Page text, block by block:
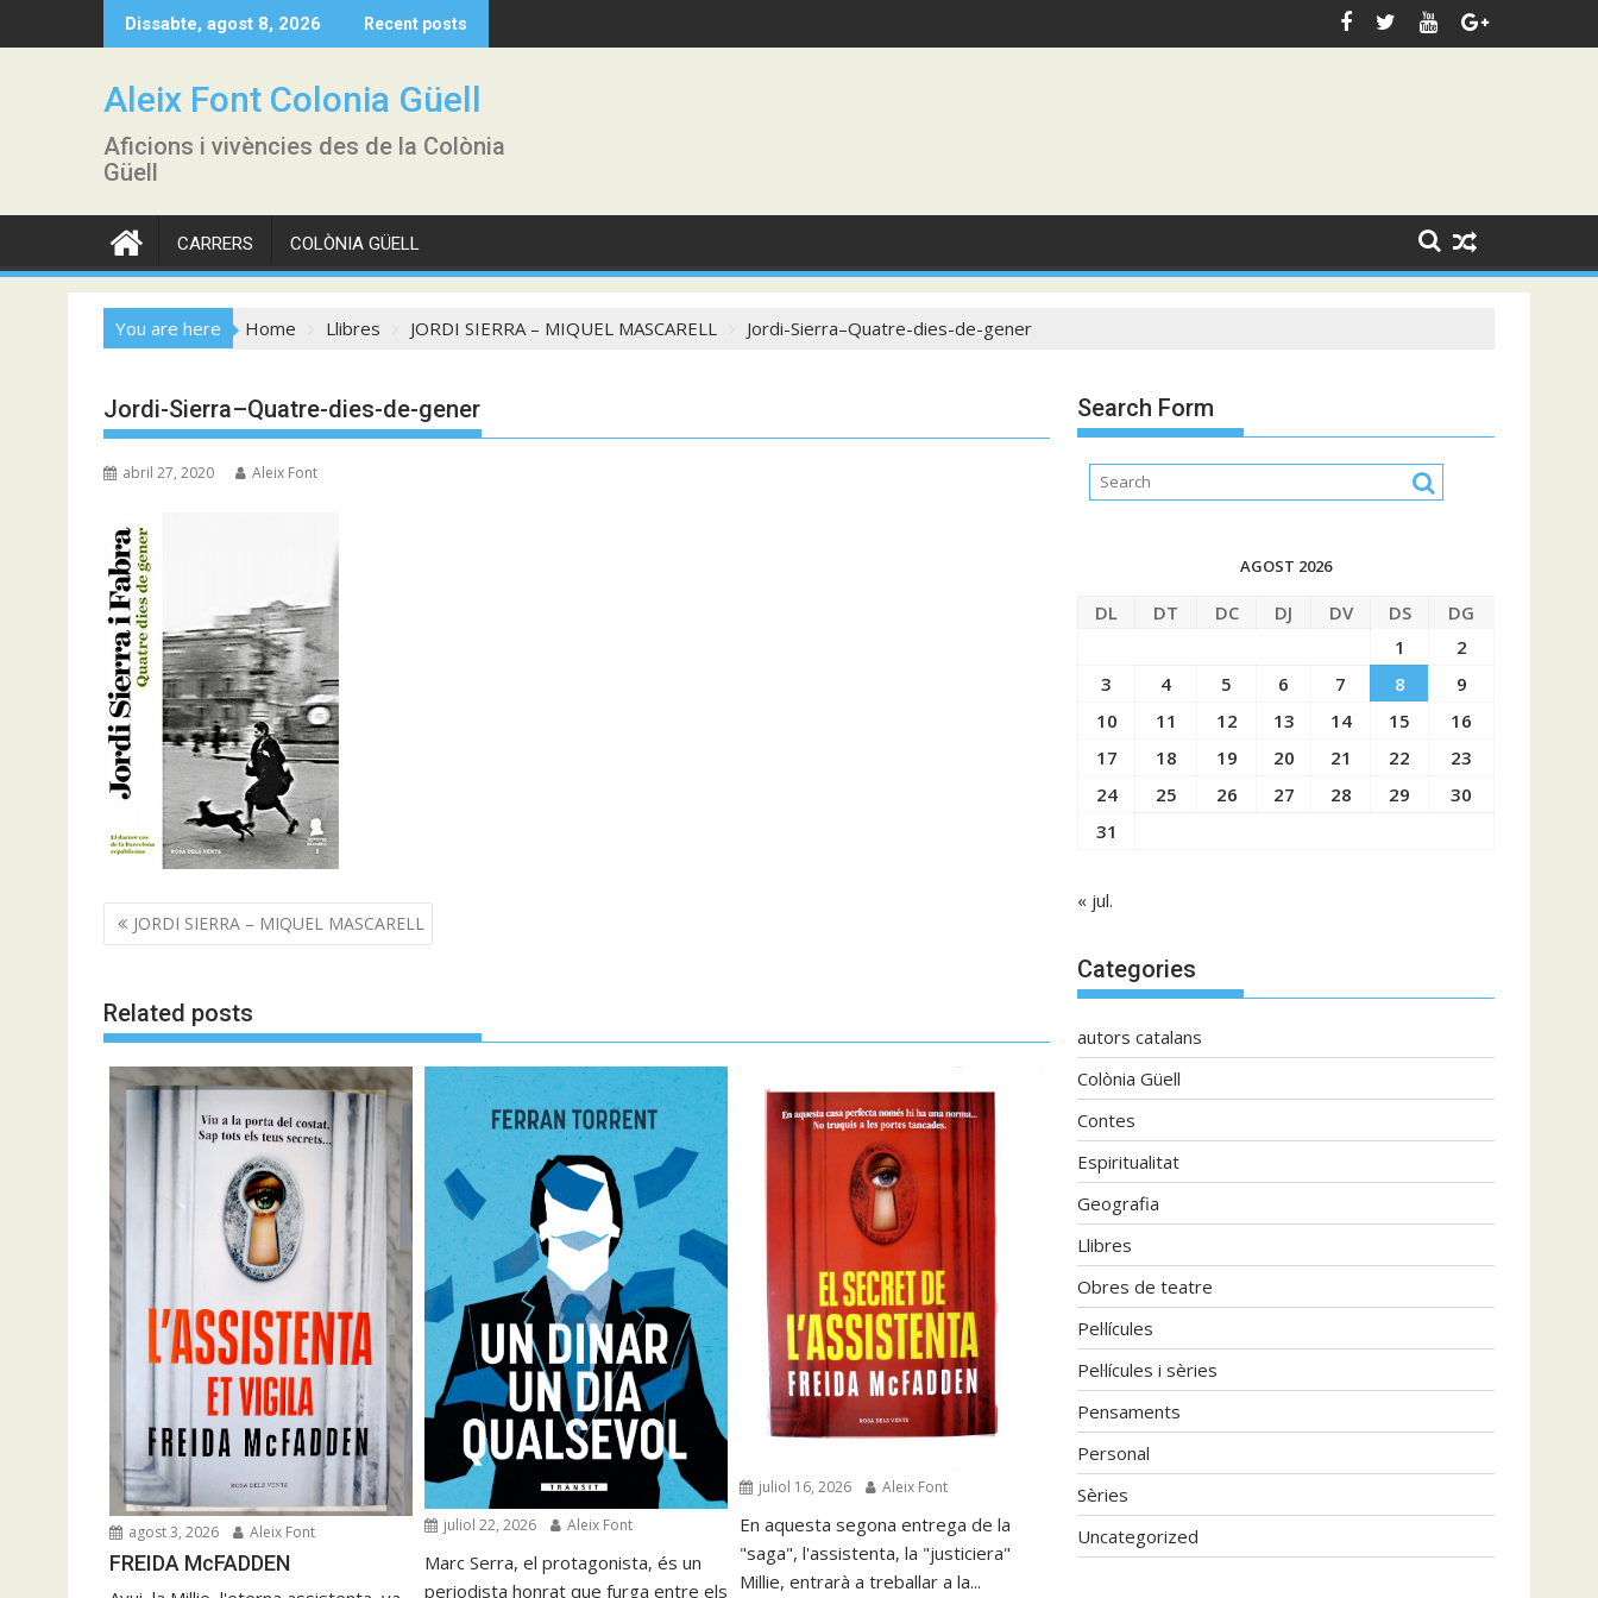
to
Dissabte, agost 8, 2026 Recent posts
Aleix Font Colonia Güell
Aficions i vivències des de la Colònia
Güell
CARRERS COLÒNIA GÜELL
You are here Home Llibres JORDI SIERRA – MIQUEL MASCARELL Jordi-Sierra–Quatre-dies-de-gener
Jordi-Sierra–Quatre-dies-de-gener
abril 27, 2020 Aleix Font
Navegació
d'entrades
JORDI SIERRA – MIQUEL MASCARELL
Related posts
agost 3, 2026 Aleix Font
FREIDA McFADDEN
juliol 22, 2026 Aleix Font
Marc Serra, el protagonista, és un
periodista honrat que furga entre els
juliol 16, 2026 Aleix Font
En aquesta segona entrega de la
"saga", l'assistenta, la "justiciera"
Millie, entrarà a treballar a la...
Search Form
AGOST 2026
DL DT DC DJ DV DS
DG
1
2
3
4 5 6 7 8
9
10
11 12 13 14 15
16
17
18 19 20 21 22
23
24
25 26 27 28 29
30
31
« jul.
Categories
autors catalans
Colònia Güell
Contes
Espiritualitat
Geografia
Llibres
Obres de teatre
Pel·lícules
Pel·lícules i sèries
Pensaments
Personal
Sèries
Uncategorized